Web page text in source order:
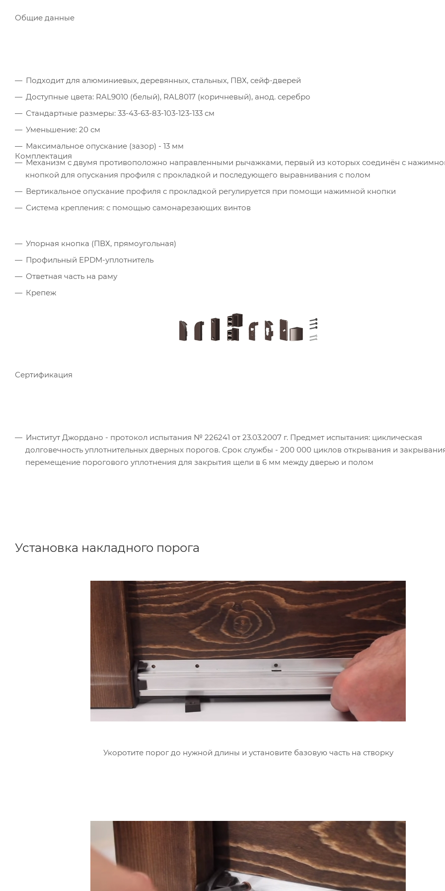
Общие данные
Подходит для алюминиевых, деревянных, стальных, ПВХ, сейф-дверей
Доступные цвета: RAL9010 (белый), RAL8017 (коричневый), анод. серебро
Стандартные размеры: 33-43-63-83-103-123-133 см
Уменьшение: 20 см
Максимальное опускание (зазор) - 13 мм
Механизм с двумя противоположно направленными рычажками, первый из которых соединён с
кнопкой для опускания профиля с прокладкой и последующего выравнивания с полом
Вертикальное опускание профиля с прокладкой регулируется при помощи нажимной кнопки
Система крепления: с помощью самонарезающих винтов
Комплектация
Упорная кнопка (ПВХ, прямоугольная)
Профильный EPDM-уплотнитель
Ответная часть на раму
Крепеж
Сертификация
Институт Джордано - протокол испытания № 226241 от 23.03.2007 г. Предмет испытания: циклическая
долговечность уплотнительных дверных порогов. Срок службы - 200 000 циклов открывания и
перемещение порогового уплотнения для закрытия щели в 6 мм между дверью и полом
Установка накладного порога
Укоротите порог до нужной длины и установите базовую часть на створку